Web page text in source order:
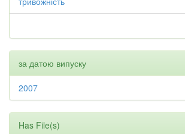
за датою випуску
2007
Has File(s)